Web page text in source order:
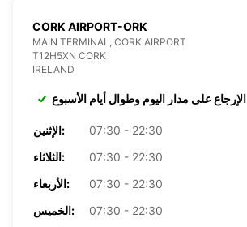
CORK AIRPORT-ORK
MAIN TERMINAL, CORK AIRPORT
T12H5XN CORK
IRELAND
الإرجاع على مدار اليوم وطوال أيام الأسبوع
الإثنين:
07:30 - 22:30
الثلاثاء:
07:30 - 22:30
الأربعاء:
07:30 - 22:30
الخميس:
07:30 - 22:30